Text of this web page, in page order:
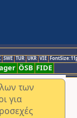
SWE TUR UKR VIE
ÖSB FIDE
των
για